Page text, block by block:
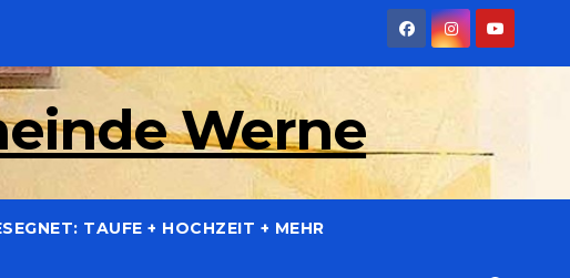
Werne
TAUFE + HOCHZEIT + MEHR